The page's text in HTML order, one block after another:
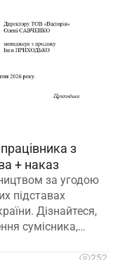
з
+ наказ
за угодою
підставах
Дізнайтеся,
сумісника,